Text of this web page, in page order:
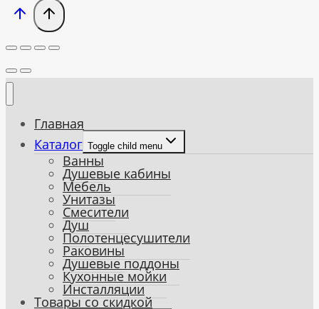
Главная
Каталог Toggle child menu
Ванны
Душевые кабины
Мебель
Унитазы
Смесители
Душ
Полотенцесушители
Раковины
Душевые поддоны
Кухонные мойки
Инсталляции
Товары со скидкой